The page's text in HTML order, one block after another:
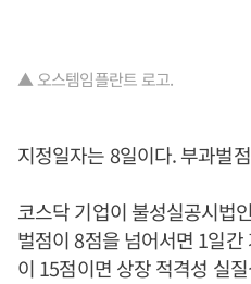
▲ 오스템임플란트 로고.
지정일자는 8일이다. 부과벌
코스닥 기업이 불성실공시법
벌점이 8점을 넘어서면 1일
이 15점이면 상장 적격성 실